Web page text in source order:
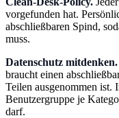
vorgefunden hat.
abschließbaren Spind,
muss.
Datenschutz mitdenken.
braucht einen
Teilen ausgenommen ist.
Benutzergruppe je
darf.